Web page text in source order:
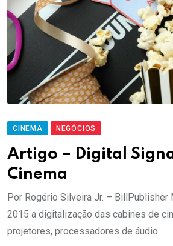
CINEMA NEGÓCIOS
Artigo – Digital
Cinema
Por Rogério Silveira Jr. – BillPublisher
2015 a digitalização das cabines de
projetores, processadores de áudio